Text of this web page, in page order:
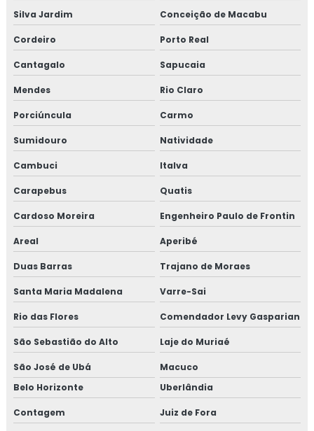
Consultoria em microbiologia de alimentos com base em
salmonella
Consultoria em migração da norma GMP+ 2020
Consultoria em migração para versão 6.0 da norma FSSC
22000
Consultoria na norma FSSC 22000
Consultoria em plano gerenciamento de resíduos sólidos
Consultoria em política da qualidade
auditoria
Consultoria em programa 5s
Consultoria em rastreabilidade e recall
Consultoria em reciclagem auditores internos iso9001
Consultoria em reciclagem equipe HACCP
Silva Jardim Conceição de Macabu
Cordeiro Porto Real
Cantagalo Sapucaia
Mendes Rio Claro
Porciúncula Carmo
Sumidouro Natividade
Cambuci Italva
Carapebus Quatis
Cardoso Moreira Engenheiro Paulo de Frontin
Areal Aperibé
Duas Barras Trajano de Moraes
Santa Maria Madalena Varre-Sai
Rio das Flores Comendador Levy Gasparian
São Sebastião do Alto Laje do Muriaé
São José de Ubá
Macuco
Belo Horizonte
Uberlândia
Contagem Juiz de Fora